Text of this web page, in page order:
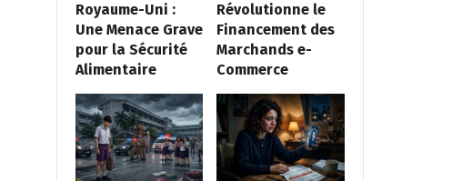
Royaume-Uni :
Une Menace Grave
pour la Sécurité
Alimentaire
Révolutionne le
Financement des
Marchands e-
Commerce